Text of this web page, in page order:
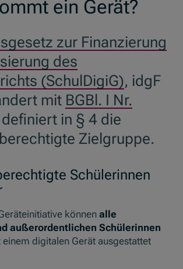
ein Gerät?
zur Finanzierung
des
(SchulDigiG), idgF
mit BGBl. I Nr.
definiert in § 4 die
Zielgruppe.
Schülerinnen
könnenalle
außerordentlichen Schülerinnen
einem digitalen Gerät ausgestattet